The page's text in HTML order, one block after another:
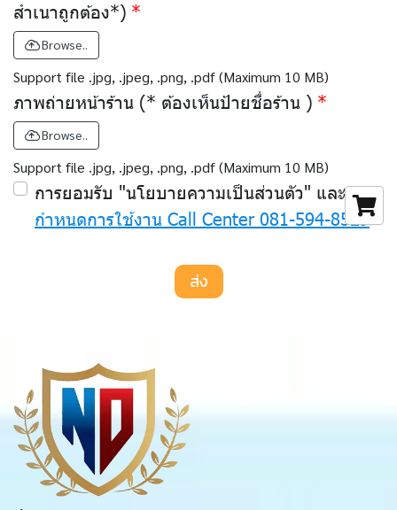
สำเนาถูกต้อง*)
Browse..
Support file .jpg, .jpeg, .png, .pdf (Maximum 10 MB)
ภาพถ่ายหน้าร้าน (* ต้องเห็นป้ายชื่อร้าน )
Browse..
Support file .jpg, .jpeg, .png, .pdf (Maximum 10 MB)
การยอมรับ "นโยบายความเป็นส่วนตัว" และข้อ
กำหนดการใช้งาน Call Center 081-594-8529
ส่ง